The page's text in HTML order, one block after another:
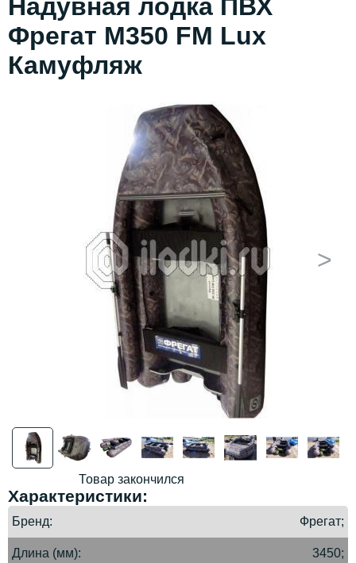
Надувная лодка ПВХ
Фрегат М350 FM Lux
Камуфляж
>
Товар закончился
Характеристики:
Бренд Фрегат;
Длина (мм) 3450;